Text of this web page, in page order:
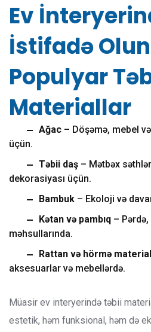
Ev
İstifadə
Populyar
Materiallar
Ağac – Döşəmə, mebel
üçün.
Təbii daş – Mətbəx
dekorasiyası üçün.
Bambuk – Ekoloji və
Kətan və pambıq –
məhsullarında.
Rattan və hörmə
aksesuarlar və mebellərdə.
Müasir ev interyerində təbii
estetik, həm funksional, həm də